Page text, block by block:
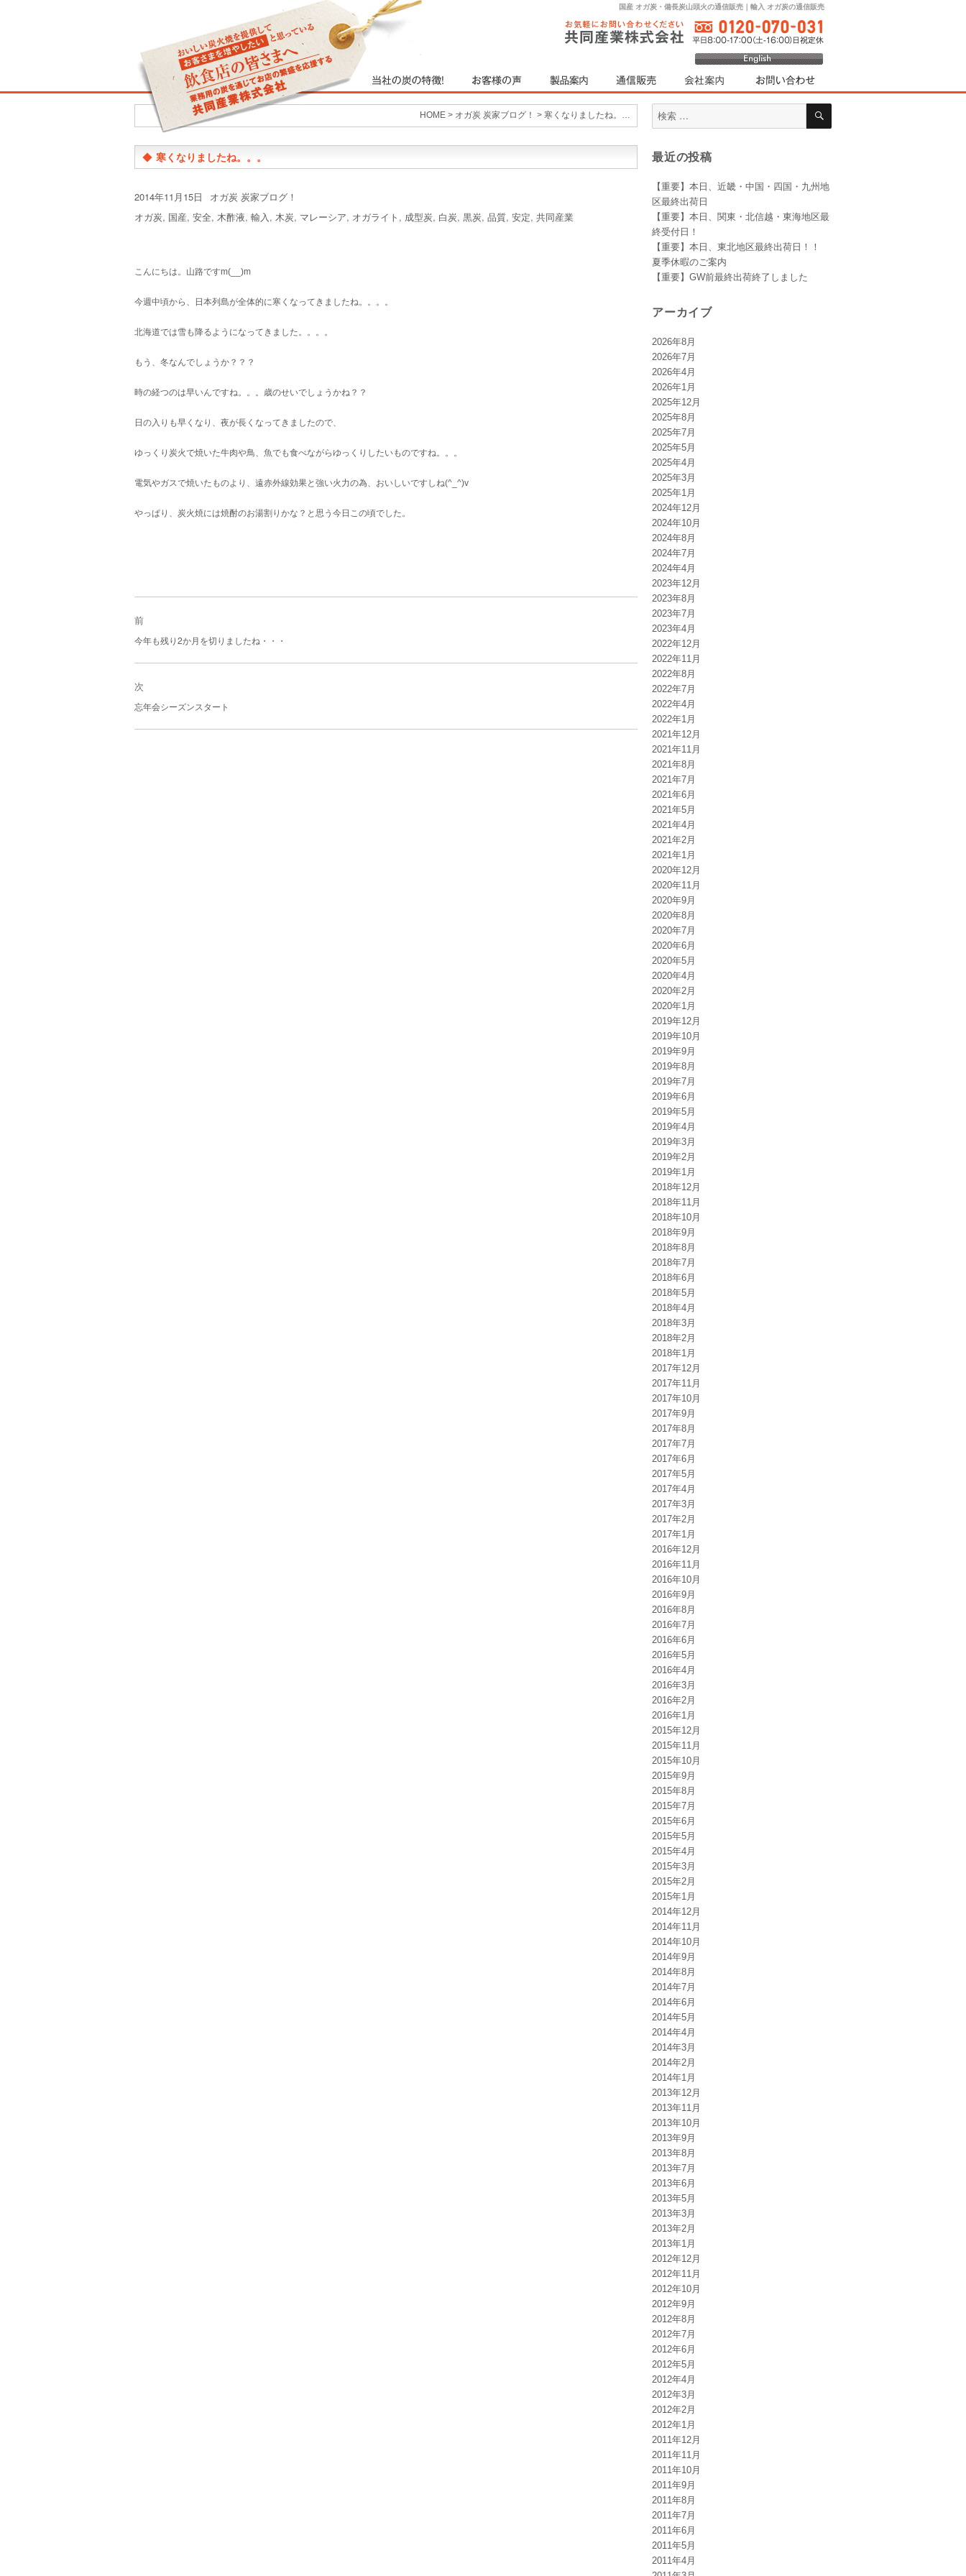
国産 オガ炭・備長炭山頭火の通信販売｜輸入 オガ炭の通信販売
HOME > オガ炭 炭家ブログ！ > 寒くなりましたね。…
◆ 寒くなりましたね。。。
投
稿
日:
2014年11月15日
カ
ゴ
オガ炭 炭家ブログ！
タ
オガ炭, 国産, 安全, 木酢液, 輸入 , 木炭, マレーシア, オガライト , 成型炭, 白炭, 黒炭, 品質, 安定, 共同産業
こんにちは。山路ですm(__)m
今週中頃から、日本列島が全体的に寒くなってきましたね。。。。
北海道では雪も降るようになってきました。。。。
もう、冬なんでしょうか？？？
時の経つのは早いんですね。。。歳のせいでしょうかね？？
日の入りも早くなり、夜が長くなってきましたので、
ゆっくり炭火で焼いた牛肉や鳥、魚でも食べながらゆっくりしたいものですね。。。
電気やガスで焼いたものより、遠赤外線効果と強い火力の為、おいしいですしね(^_^)v
やっぱり、炭火焼には焼酎のお湯割りかな？と思う今日この頃でした。
投
稿
ナ
ビ
ゲ
ー
シ
ョ
ン
前
過
投
今年も残り2か月を切りましたね・・・
次
次
忘年会シーズンスタート
検
索
象:
検
最近の投稿
【重要】本日、近畿・中国・四国・九州地
区最終出荷日
【重要】本日、関東・北信越・東海地区最
終受付日！
【重要】本日、東北地区最終出荷日！！
夏季休暇のご案内
【重要】GW前最終出荷終了しました
アーカイブ
2026年8月
2026年7月
2026年4月
2026年1月
2025年12月
2025年8月
2025年7月
2025年5月
2025年4月
2025年3月
2025年1月
2024年12月
2024年10月
2024年8月
2024年7月
2024年4月
2023年12月
2023年8月
2023年7月
2023年4月
2022年12月
2022年11月
2022年8月
2022年7月
2022年4月
2022年1月
2021年12月
2021年11月
2021年8月
2021年7月
2021年6月
2021年5月
2021年4月
2021年2月
2021年1月
2020年12月
2020年11月
2020年9月
2020年8月
2020年7月
2020年6月
2020年5月
2020年4月
2020年2月
2020年1月
2019年12月
2019年10月
2019年9月
2019年8月
2019年7月
2019年6月
2019年5月
2019年4月
2019年3月
2019年2月
2019年1月
2018年12月
2018年11月
2018年10月
2018年9月
2018年8月
2018年7月
2018年6月
2018年5月
2018年4月
2018年3月
2018年2月
2018年1月
2017年12月
2017年11月
2017年10月
2017年9月
2017年8月
2017年7月
2017年6月
2017年5月
2017年4月
2017年3月
2017年2月
2017年1月
2016年12月
2016年11月
2016年10月
2016年9月
2016年8月
2016年7月
2016年6月
2016年5月
2016年4月
2016年3月
2016年2月
2016年1月
2015年12月
2015年11月
2015年10月
2015年9月
2015年8月
2015年7月
2015年6月
2015年5月
2015年4月
2015年3月
2015年2月
2015年1月
2014年12月
2014年11月
2014年10月
2014年9月
2014年8月
2014年7月
2014年6月
2014年5月
2014年4月
2014年3月
2014年2月
2014年1月
2013年12月
2013年11月
2013年10月
2013年9月
2013年8月
2013年7月
2013年6月
2013年5月
2013年3月
2013年2月
2013年1月
2012年12月
2012年11月
2012年10月
2012年9月
2012年8月
2012年7月
2012年6月
2012年5月
2012年4月
2012年3月
2012年2月
2012年1月
2011年12月
2011年11月
2011年10月
2011年9月
2011年8月
2011年7月
2011年6月
2011年5月
2011年4月